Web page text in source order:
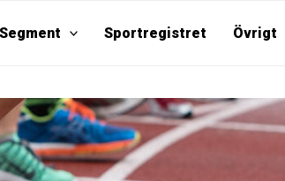
Segment Sportregistret Övrigt